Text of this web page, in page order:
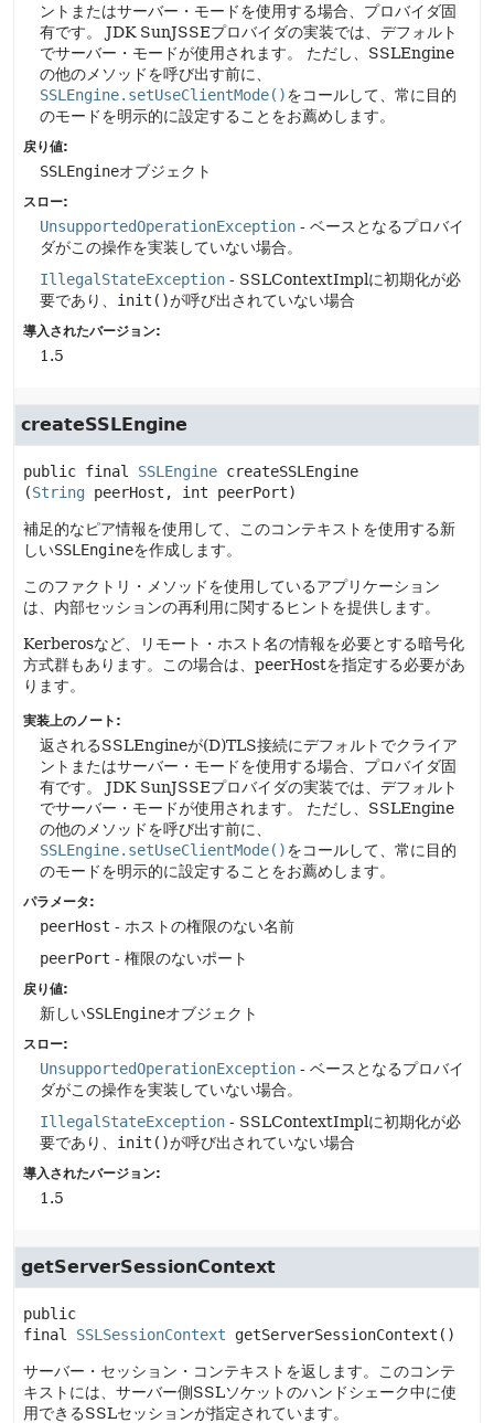
ントまたはサーバー・モードを使用する場合、プロバイダ固
有です。
JDK SunJSSEプロバイダの実装では、デフォルト
でサーバー・モードが使用されます。
ただし、SSLEngine
の他のメソッドを呼び出す前に、
SSLEngine.setUseClientMode()をコールして、常に目的
のモードを明示的に設定することをお薦めします。
戻り値:
SSLEngineオブジェクト
スロー:
UnsupportedOperationException - ベースとなるプロバイ
ダがこの操作を実装していない場合。
IllegalStateException - SSLContextImplに初期化が必
要であり、 init()が呼び出されていない場合
導入されたバージョン:
1.5
createSSLEngine
public final SSLEngine createSSLEngine
(String peerHost, int peerPort)
補足的なピア情報を使用して、このコンテキストを使用する新
しいSSLEngineを作成します。
このファクトリ・メソッドを使用しているアプリケーション
は、内部セッションの再利用に関するヒントを提供します。
Kerberosなど、リモート・ホスト名の情報を必要とする暗号化
方式群もあります。この場合は、peerHostを指定する必要があ
ります。
実装上のノート:
返されるSSLEngineが(D)TLS接続にデフォルトでクライア
ントまたはサーバー・モードを使用する場合、プロバイダ固
有です。
JDK SunJSSEプロバイダの実装では、デフォルト
でサーバー・モードが使用されます。
ただし、SSLEngine
の他のメソッドを呼び出す前に、
SSLEngine.setUseClientMode()をコールして、常に目的
のモードを明示的に設定することをお薦めします。
パラメータ:
peerHost - ホストの権限のない名前
peerPort - 権限のないポート
戻り値:
新しいSSLEngineオブジェクト
スロー:
UnsupportedOperationException - ベースとなるプロバイ
ダがこの操作を実装していない場合。
IllegalStateException - SSLContextImplに初期化が必
要であり、 init()が呼び出されていない場合
導入されたバージョン:
1.5
getServerSessionContext
public
final
SSLSessionContext getServerSessionContext ()
サーバー・セッション・コンテキストを返します。このコンテ
キストには、サーバー側SSLソケットのハンドシェーク中に使
用できるSSLセッションが指定されています。